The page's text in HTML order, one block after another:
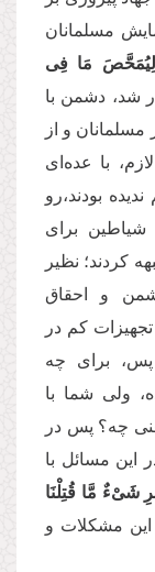
مسلمانان
مَا فِی
شد، دشمن با
و از
با عده‌ای
بودند،‌رو
برای
كردند؛ نظیر
و احقاق
كم در
پس، برای چه
ولی شما با
حساب کنید: نسبت 1 به 3 یعنی چه؟ پس در
این مسائل با
شَیْءٌ مَّا قُتِلْنَا
این مشكلات و